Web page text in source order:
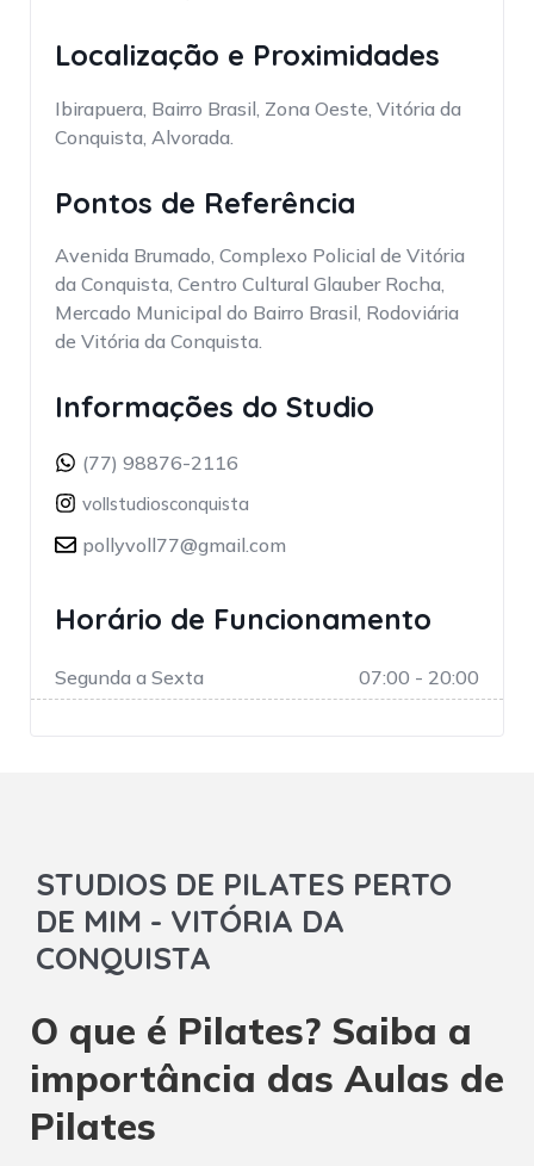
Localização e Proximidades
Ibirapuera, Bairro Brasil, Zona Oeste, Vitória da
Conquista, Alvorada.
Pontos de Referência
Avenida Brumado, Complexo Policial de Vitória
da Conquista, Centro Cultural Glauber Rocha,
Mercado Municipal do Bairro Brasil, Rodoviária
de Vitória da Conquista.
Informações do Studio
(77) 98876-2116
vollstudiosconquista
pollyvoll77@gmail.com
Horário de Funcionamento
Segunda a Sexta 07:00 - 20:00
STUDIOS DE PILATES PERTO
DE MIM - VITÓRIA DA
CONQUISTA
O que é Pilates? Saiba a
importância das Aulas de
Pilates